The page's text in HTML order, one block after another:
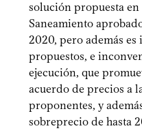
solución propuesta
Saneamiento
2020, pero además
propuestos, e
ejecución, que
acuerdo de precios a
proponentes, y
sobreprecio de hasta